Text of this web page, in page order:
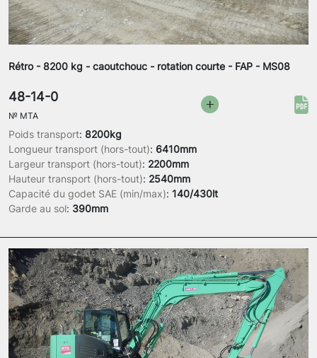
Rétro - 8200 kg - caoutchouc - rotation courte - FAP - MS08
Poids transport: 8200kg
Longueur transport (hors-tout): 6410mm
Largeur transport (hors-tout): 2200mm
Hauteur transport (hors-tout): 2540mm
Capacité du godet SAE (min/max): 140/430lt
Garde au sol: 390mm
48-14-0
№ MTA